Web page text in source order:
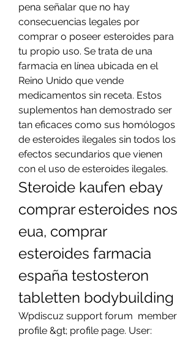
pena señalar que no hay
consecuencias legales por
comprar o poseer esteroides para
tu propio uso. Se trata de una
farmacia en línea ubicada en el
Reino Unido que vende
medicamentos sin receta. Estos
suplementos han demostrado ser
tan eficaces como sus homólogos
de esteroides ilegales sin todos los
efectos secundarios que vienen
con el uso de esteroides ilegales.
Steroide kaufen ebay
comprar esteroides nos
eua, comprar
esteroides farmacia
españa testosteron
tabletten bodybuilding
Wpdiscuz support forum  member
profile &gt; profile page. User: